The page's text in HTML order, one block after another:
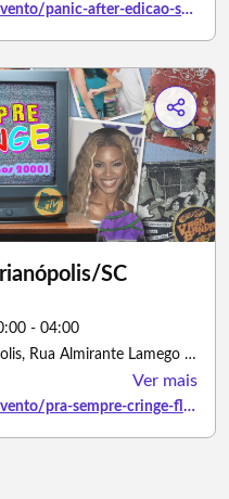
https://www.sympla.com.br/evento/panic-after-edicao-savage-20-09/3478376
SC
- 04:00
Balbúrdia Cervejeira Florianópolis, Rua Almirante Lamego - Florianópolis/Santa Catarina
Ver mais
https://www.sympla.com.br/evento/pra-sempre-cringe-florianopolis-sc/3498956